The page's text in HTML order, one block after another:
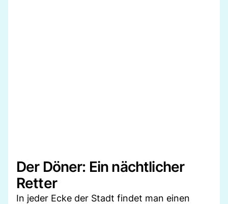
Der Döner: Ein nächtlicher
Retter
In jeder Ecke der Stadt findet man einen